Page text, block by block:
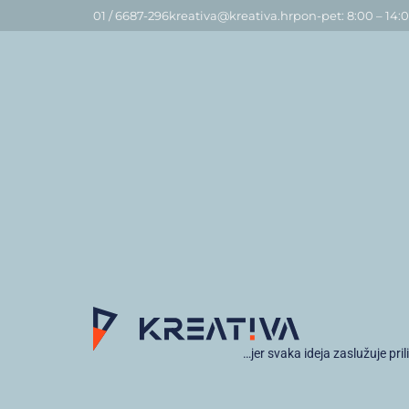
01 / 6687-296kreativa@kreativa.hrpon-pet: 8:00 –
…jer svaka ideja zaslužuje